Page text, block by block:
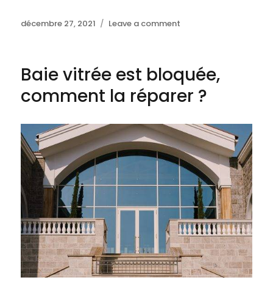
Posted
décembre 27, 2021 Leave a comment
baies
vitrée
Baie vitrée est bloquée,
comment la réparer ?